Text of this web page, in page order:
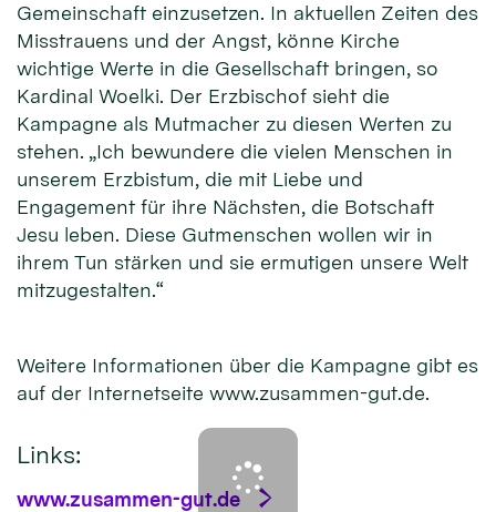
Gemeinschaft einzusetzen. In aktuellen Zeiten des
Misstrauens und der Angst, könne Kirche
wichtige Werte in die Gesellschaft bringen, so
Kardinal Woelki. Der Erzbischof sieht die
Kampagne als Mutmacher zu diesen Werten zu
stehen. „Ich bewundere die vielen Menschen in
unserem Erzbistum, die mit Liebe und
Engagement für ihre Nächsten, die Botschaft
Jesu leben. Diese Gutmenschen wollen wir in
ihrem Tun stärken und sie ermutigen unsere Welt
mitzugestalten.“
Weitere Informationen über die Kampagne gibt es
auf der Internetseite www.zusammen-gut.de.
Links:
www.zusammen-gut.de